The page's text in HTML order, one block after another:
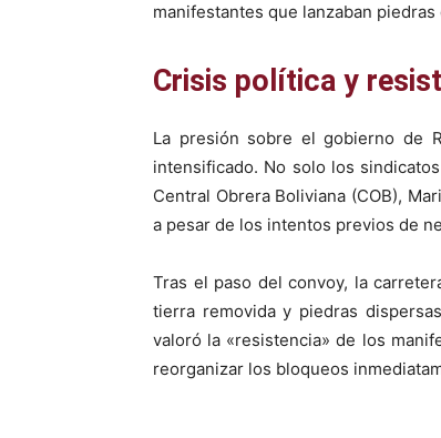
manifestantes que lanzaban
Crisis política y
La presión sobre el gobierno de
intensificado. No solo los
Central Obrera Boliviana (COB),
a pesar de los intentos previos de
Tras el paso del convoy, la
tierra removida y piedras
valoró la «resistencia» de los
reorganizar los bloqueos